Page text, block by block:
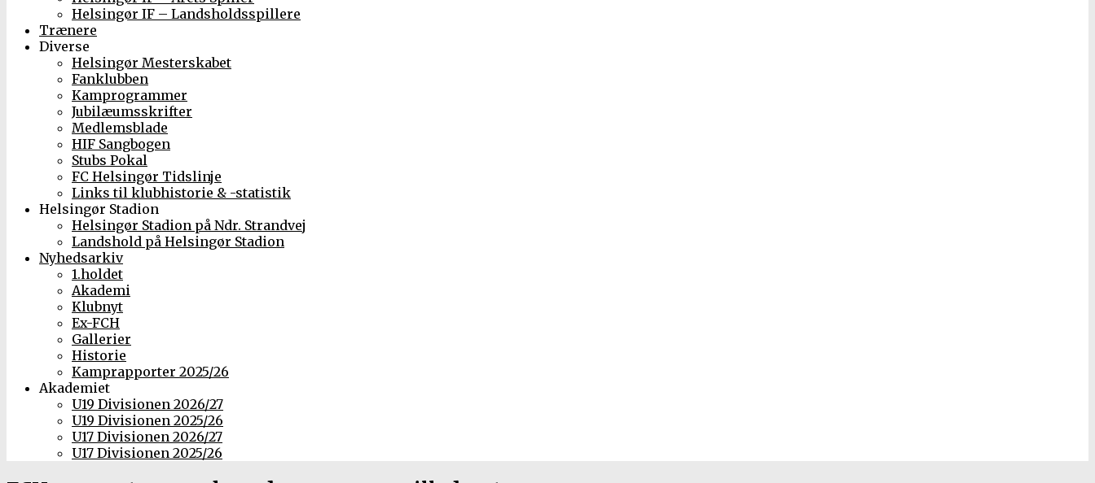
Helsingør IF – Landsholdsspillere
Trænere
Diverse
Helsingør Mesterskabet
Fanklubben
Kamprogrammer
Jubilæumsskrifter
Medlemsblade
HIF Sangbogen
Stubs Pokal
FC Helsingør Tidslinje
Links til klubhistorie & -statistik
Helsingør Stadion
Helsingør Stadion på Ndr. Strandvej
Landshold på Helsingør Stadion
Nyhedsarkiv
1.holdet
Akademi
Klubnyt
Ex-FCH
Gallerier
Historie
Kamprapporter 2025/26
Akademiet
U19 Divisionen 2026/27
U19 Divisionen 2025/26
U17 Divisionen 2026/27
U17 Divisionen 2025/26